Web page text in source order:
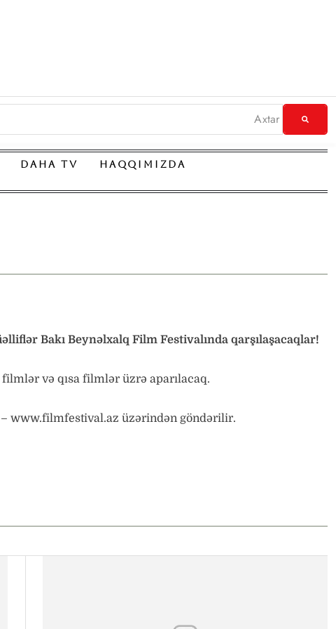
DAHA TV HAQQIMIZDA
Bakı Beynəlxalq Film Festivalında qarşılaşacaqlar!
və qısa filmlər üzrə aparılacaq.
– www.filmfestival.az üzərindən göndərilir.